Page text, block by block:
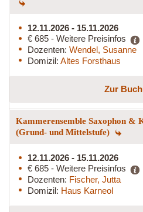
12.11.2026 - 15.11.2026
€ 685 - Weitere Preisinfos
Dozenten: Wendel, Susanne
Domizil: Altes Forsthaus
Zur
Kammerensemble Saxophon &
(Grund- und Mittelstufe)
12.11.2026 - 15.11.2026
€ 685 - Weitere Preisinfos
Dozenten: Fischer, Jutta
Domizil: Haus Karneol